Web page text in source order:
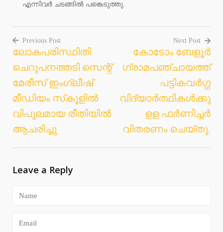
എന്നിവര്‍ ചടങ്ങില്‍ പങ്കെടുത്തു.
Post
navigation
Previous Post
ലോകപരിസ്ഥിതി
ചെറുപനത്തടി സെന്റ്
മേരീസ് ഇംഗ്ലീഷ്
മീഡിയം സ്‌കൂളില്‍
വിപുലമായ രീതിയില്‍
ആചരിച്ചു
Next Post
കോടോം ബേളൂര്‍
ഗ്രാമപഞ്ചായത്ത്
പട്ടികവര്‍ഗ്ഗ
വിദ്യാര്‍ത്ഥികള്‍ക്കു
ളള ഫര്‍ണിച്ചര്‍
വിതരണം ചെയ്തു.
Leave a Reply